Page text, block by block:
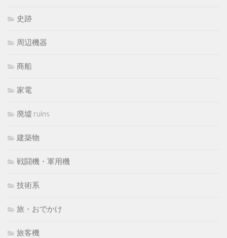
史跡
周辺機器
商船
家電
廃墟 ruins
建築物
戦闘機・軍用機
技術系
旅・おでかけ
旅客機